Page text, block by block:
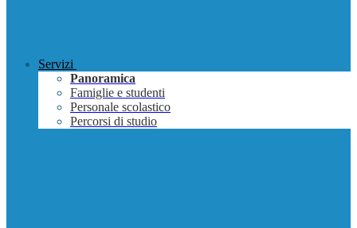
Servizi
Panoramica
Famiglie e studenti
Personale scolastico
Percorsi di studio